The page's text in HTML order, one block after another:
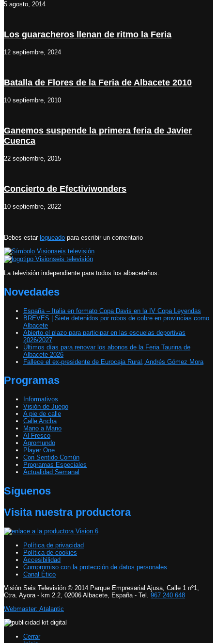
5 agosto, 2014
Los guaracheros llenan de ritmo la Feria
12 septiembre, 2024
Batalla de Flores de la Feria de Albacete 2010
10 septiembre, 2010
Ganemos suspende la primera feria de Javier
Cuenca
22 septiembre, 2015
Concierto de Efectiviwonders
10 septiembre, 2022
Debes estar logueado para escribir un comentario
La televisión independiente para todos los albaceteños.
Novedades
España – Italia en formato Copa Davis en la IV Copa Leyendas
BREVES | Siete detenidos por robos de cobre en provincias como
Albacete
Abierto el plazo para participar en las escuelas deportivas
2026/2027
Últimos días para renovar los abonos de la Feria Taurina de
Albacete 2026
Fallece el ex-presidente de Eurocaja Rural, Andrés Gómez Mora
Programas
Informativos
Visión de Juego
A pie de calle
Calle Ancha
Mano a Mano
Al Fresco
Agromundo
Player One
Con Sentido Común
Programas Especiales
Actualidad Semanal
Síguenos
Visita nuestra productora
Política de privacidad
Política de cookies
Accesibilidad
Compromiso con la protección de datos personales
Canal Ético
Visión Seis Televisión © 2014 Parque Empresarial Ajusa, Calle 1 nº1,
Ctra. Ayora - km 2.2, 02006 Albacete, España - Tel. 967 240 648
Webmaster: Atalantic
Cerrar